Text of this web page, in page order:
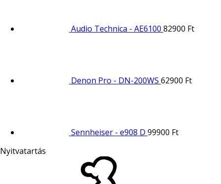
Audio Technica - AE6100 82900 Ft
Denon Pro - DN-200WS 62900 Ft
Sennheiser - e908 D 99900 Ft
Nyitvatartás